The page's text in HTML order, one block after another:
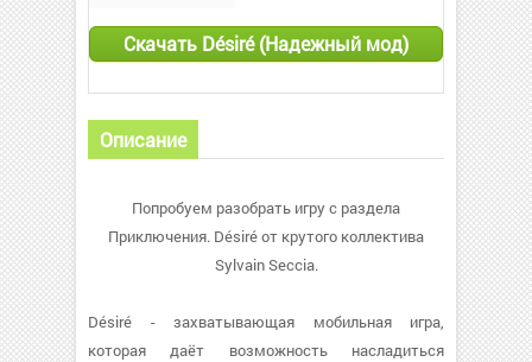
Скачать Désiré (Надежный мод)
Описание
Попробуем разобрать игру с раздела
Приключения. Désiré от крутого коллектива
Sylvain Seccia.
Désiré - захватывающая мобильная игра,
которая даёт возможность насладиться